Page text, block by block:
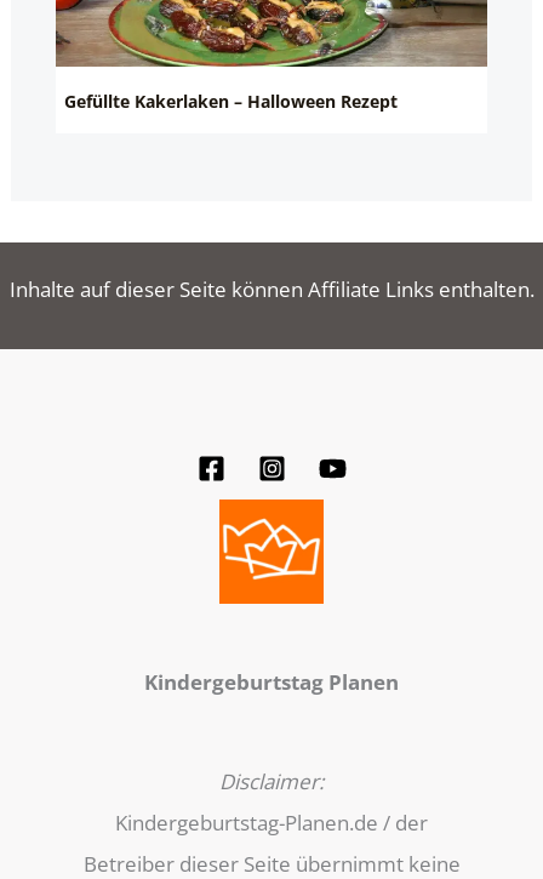
Gefüllte Kakerlaken – Halloween Rezept
Inhalte auf dieser Seite können Affiliate Links enthalten.
Kindergeburtstag Planen
Disclaimer:
Kindergeburtstag-Planen.de / der
Betreiber dieser Seite übernimmt keine